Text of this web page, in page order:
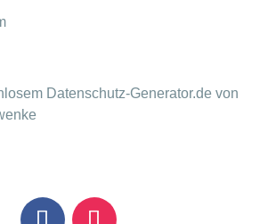
Datenschutz-Generator.de von